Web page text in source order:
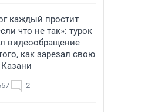
каждый простит
что не так»: турок
видеообращение
как зарезал свою
2